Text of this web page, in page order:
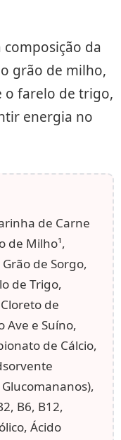
da
grão de milho,
farelo de trigo,
energia no
de Carne
de Milho¹,
de Sorgo,
de Trigo,
de
Ave e Suíno,
de Cálcio,
B6, B12,
Ácido